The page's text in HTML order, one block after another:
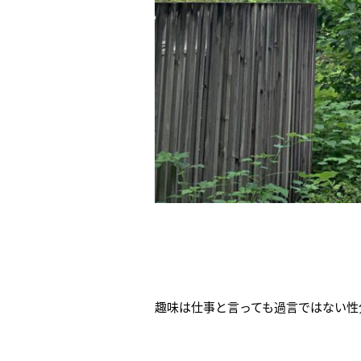
趣味は仕事と言っても過言ではない